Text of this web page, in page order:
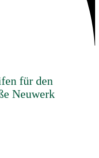
für den
Neuwerk